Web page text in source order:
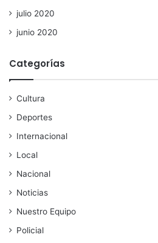
julio 2020
junio 2020
Categorías
Cultura
Deportes
Internacional
Local
Nacional
Noticias
Nuestro Equipo
Policial